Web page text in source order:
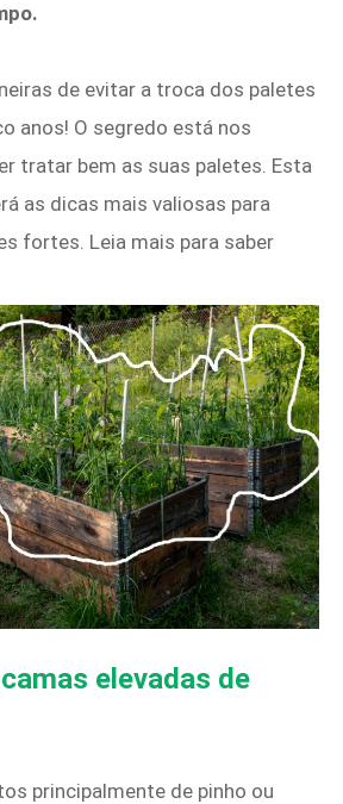
de evitar a troca dos paletes
anos! O segredo está nos
tratar bem as suas paletes. Esta
as dicas mais valiosas para
fortes. Leia mais para saber
elevadas de
principalmente de pinho ou